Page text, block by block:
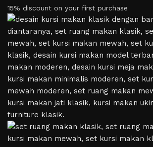
15% discount on your first purchase